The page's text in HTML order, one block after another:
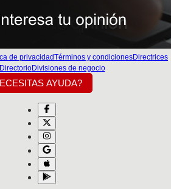
de privacidadTérminos y condicionesDirectrices
Divisiones de negocio
AYUDA?